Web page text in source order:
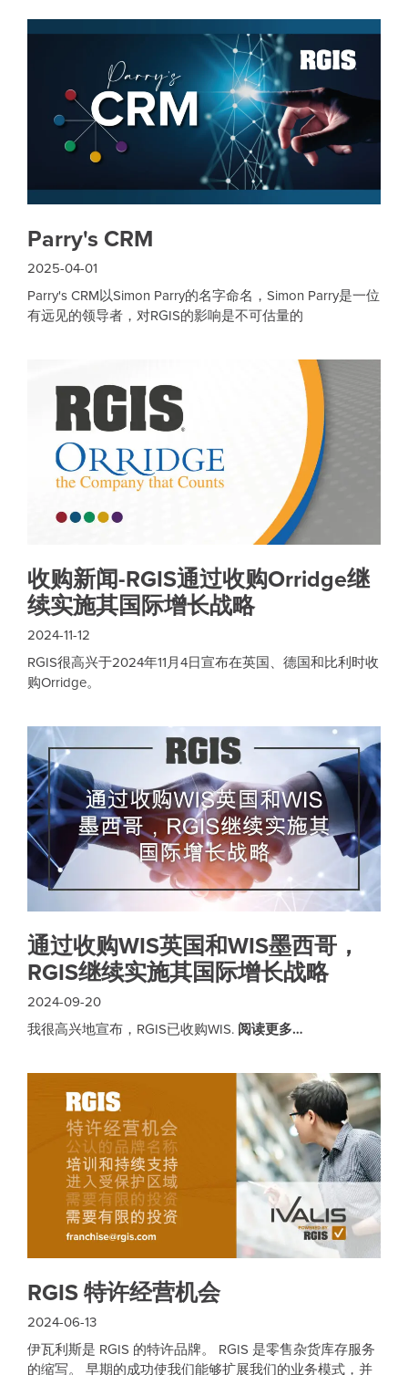
Parry's CRM
2025-04-01
Parry's CRM以Simon Parry的名字命名，Simon Parry是一位
有远见的领导者，对RGIS的影响是不可估量的
收购新闻-RGIS通过收购Orridge继
续实施其国际增长战略
2024-11-12
RGIS很高兴于2024年11月4日宣布在英国、德国和比利时收
购Orridge。
通过收购WIS英国和WIS墨西哥，
RGIS继续实施其国际增长战略
2024-09-20
我很高兴地宣布，RGIS已收购WIS. 阅读更多…
RGIS 特许经营机会
2024-06-13
伊瓦利斯是 RGIS 的特许品牌。 RGIS 是零售杂货库存服务
的缩写。 早期的成功使我们能够扩展我们的业务模式，并